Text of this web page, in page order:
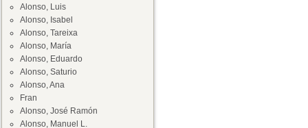
Alonso, Luis
Alonso, Isabel
Alonso, Tareixa
Alonso, María
Alonso, Eduardo
Alonso, Saturio
Alonso, Ana
Fran
Alonso, José Ramón
Alonso, Manuel L.